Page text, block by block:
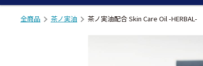
全商品 茶ノ実油 茶ノ実油配合 Skin Care Oil -HERBAL-